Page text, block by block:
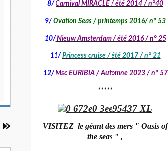
8/ Carnival MIRACLE / été 2014 / n°40
9/ Ovation Seas / printemps 2016/ n° 53
10/Nieuw Amsterdam / été 2016 / n° 25
11/ Princess cruise / été 2017 / n° 21
12/ Msc EURIBIA / Automne 2023 / n° 57
*****
VISITEZ le géant des mers " Oasis of
the seas " ,